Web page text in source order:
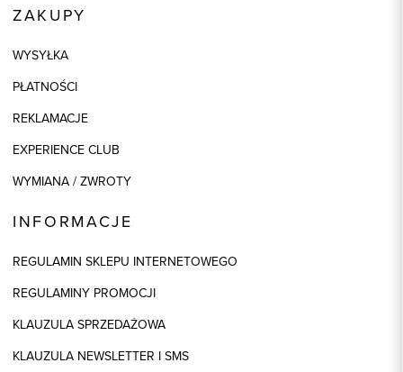
ZAKUPY
WYSYŁKA
PŁATNOŚCI
REKLAMACJE
EXPERIENCE CLUB
WYMIANA / ZWROTY
INFORMACJE
REGULAMIN SKLEPU INTERNETOWEGO
REGULAMINY PROMOCJI
KLAUZULA SPRZEDAŻOWA
KLAUZULA NEWSLETTER I SMS